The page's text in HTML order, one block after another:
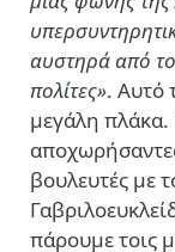
αυστηρά από
πολίτες». Αυτό
μεγάλη πλάκα.
βουλευτές με
πάρουμε τοις